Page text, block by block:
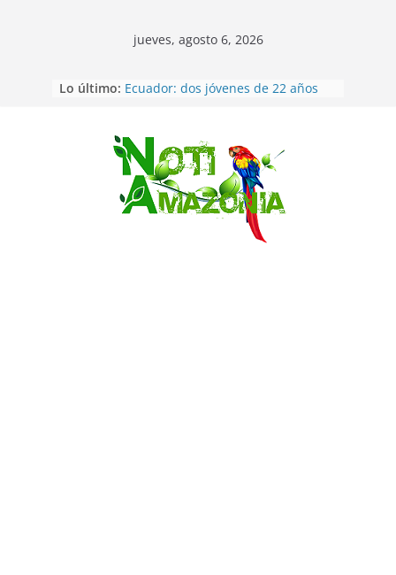
Saltar
jueves, agosto 6, 2026
Lo último: Ecuador: dos jóvenes de 22 años
Sentencian a 34 años de prisión a
implicados en caso de Alison,
oriunda de Tena
Vozinha, el arquero sensación de
cabo Verde, ya llegó para
incorporarse a Colo Colo de Chile
Pastaza: la parroquia Diez de